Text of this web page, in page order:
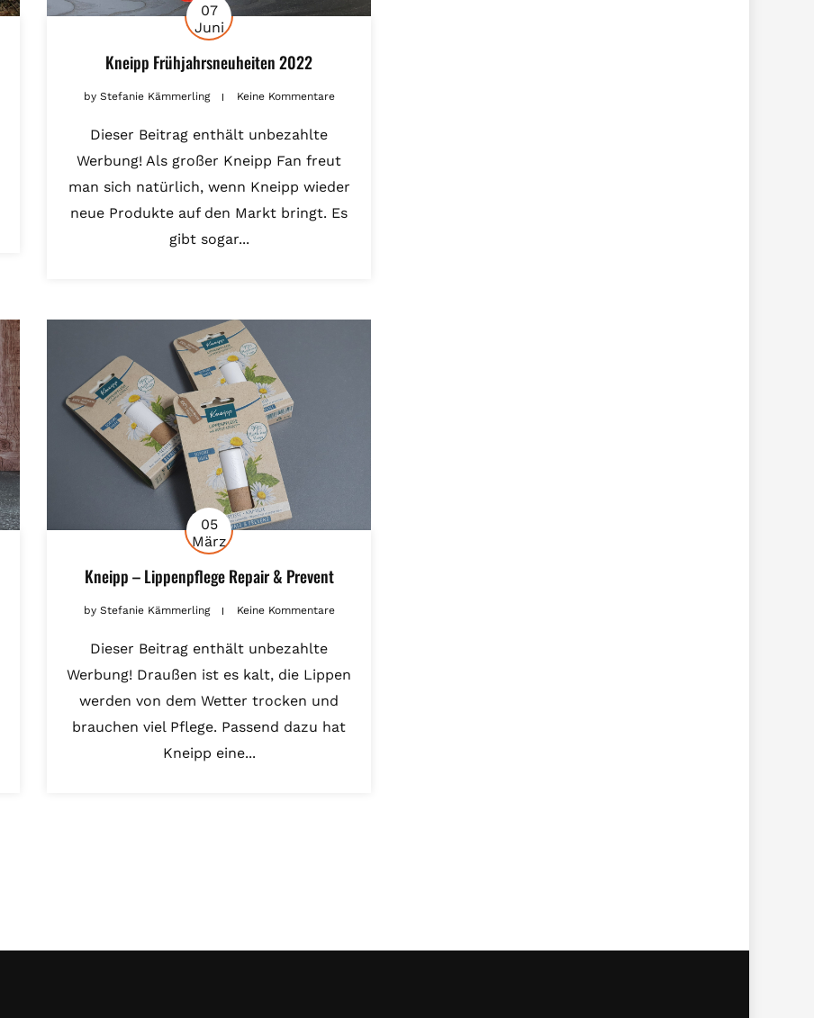
07
Juni
Kneipp Frühjahrsneuheiten 2022
byStefanie Kämmerling Keine Kommentare
Dieser Beitrag enthält unbezahlte
Werbung! Als großer Kneipp Fan freut
man sich natürlich, wenn Kneipp wieder
neue Produkte auf den Markt bringt. Es
gibt sogar...
05
März
Kneipp – Lippenpflege Repair & Prevent
byStefanie Kämmerling Keine Kommentare
Dieser Beitrag enthält unbezahlte
Werbung! Draußen ist es kalt, die Lippen
werden von dem Wetter trocken und
brauchen viel Pflege. Passend dazu hat
Kneipp eine...